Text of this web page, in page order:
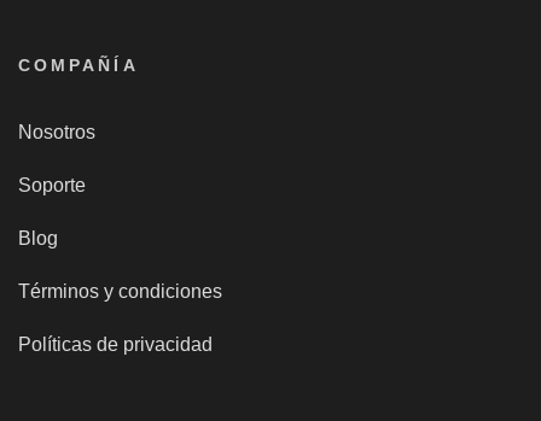
COMPAÑÍA
Nosotros
Soporte
Blog
Términos y condiciones
Políticas de privacidad